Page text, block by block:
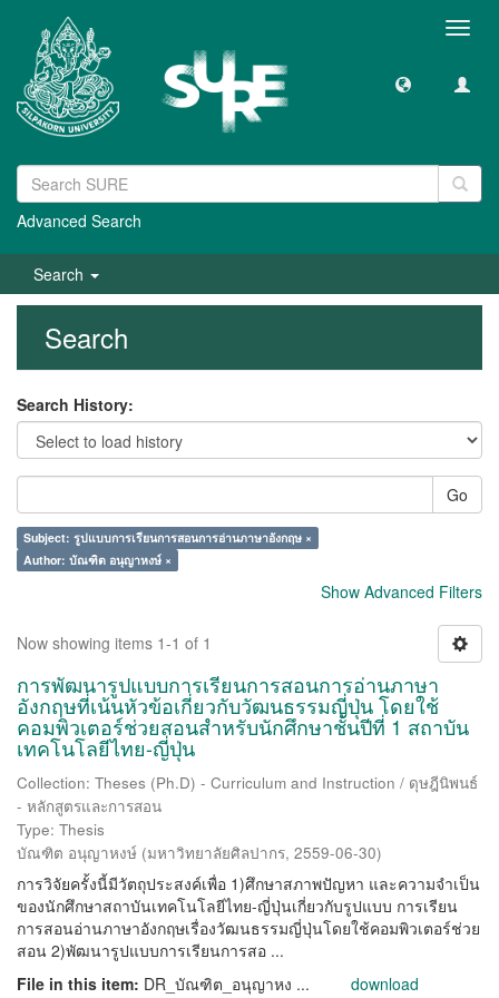
Advanced Search
Search
Search
Search History:
Go
Subject: รูปแบบการเรียนการสอนการอ่านภาษาอังกฤษ ×
Author: บัณฑิต อนุญาหงษ์ ×
Show Advanced Filters
Now showing items 1-1 of 1
การพัฒนารูปแบบการเรียนการสอนการอ่านภาษา
อังกฤษที่เน้นหัวข้อเกี่ยวกับวัฒนธรรมญี่ปุ่น โดยใช้
คอมพิวเตอร์ช่วยสอนสำหรับนักศึกษาชั้นปีที่ 1 สถาบัน
เทคโนโลยีไทย-ญี่ปุ่น
Collection: Theses (Ph.D) - Curriculum and Instruction / ดุษฎีนิพนธ์
- หลักสูตรและการสอน
Type: Thesis
บัณฑิต อนุญาหงษ์ (มหาวิทยาลัยศิลปากร, 2559-06-30)
การวิจัยครั้งนี้มีวัตถุประสงค์เพื่อ 1)ศึกษาสภาพปัญหา และความจำเป็น
ของนักศึกษาสถาบันเทคโนโลยีไทย-ญี่ปุ่นเกี่ยวกับรูปแบบ การเรียน
การสอนอ่านภาษาอังกฤษเรื่องวัฒนธรรมญี่ปุ่นโดยใช้คอมพิวเตอร์ช่วย
สอน 2)พัฒนารูปแบบการเรียนการสอ ...
File in this item: DR_บัณฑิต_อนุญาหง ... download